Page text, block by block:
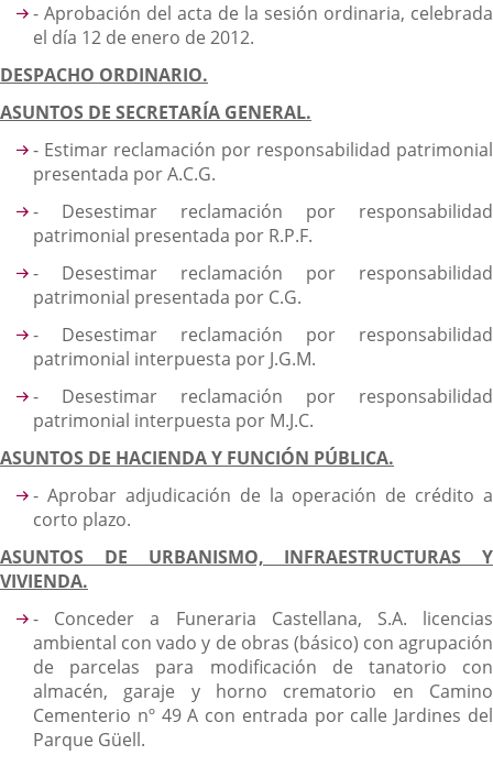
- Aprobación del acta de la sesión ordinaria, celebrada
el día 12 de enero de 2012.
DESPACHO ORDINARIO.
ASUNTOS DE SECRETARÍA GENERAL.
- Estimar reclamación por responsabilidad patrimonial
presentada por A.C.G.
- Desestimar reclamación por responsabilidad
patrimonial presentada por R.P.F.
- Desestimar reclamación por responsabilidad
patrimonial presentada por C.G.
- Desestimar reclamación por responsabilidad
patrimonial interpuesta por J.G.M.
- Desestimar reclamación por responsabilidad
patrimonial interpuesta por M.J.C.
ASUNTOS DE HACIENDA Y FUNCIÓN PÚBLICA.
- Aprobar adjudicación de la operación de crédito a
corto plazo.
ASUNTOS DE URBANISMO, INFRAESTRUCTURAS Y
VIVIENDA.
- Conceder a Funeraria Castellana, S.A. licencias
ambiental con vado y de obras (básico) con agrupación
de parcelas para modificación de tanatorio con
almacén, garaje y horno crematorio en Camino
Cementerio nº 49 A con entrada por calle Jardines del
Parque Güell.